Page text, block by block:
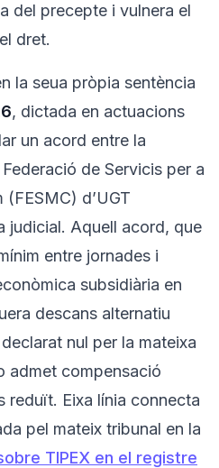
del precepte i vulnera el
dret.
la seua pròpia sentència
, dictada en actuacions
un acord entre la
de Servicis per a
d’UGT
judicial. Aquell acord, que
entre jornades i
subsidiària en
descans alternatiu
nul per la mateixa
admet compensació
reduït. Eixa línia connecta
pel mateix tribunal en la
TIPEX en el registre